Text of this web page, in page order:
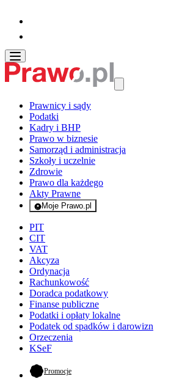
Prawnicy i sądy
Podatki
Kadry i BHP
Prawo w biznesie
Samorząd i administracja
Szkoły i uczelnie
Zdrowie
Prawo dla każdego
Akty Prawne
Moje Prawo.pl
- rejestracja i logowanie do serwisu
PIT
CIT
VAT
Akcyza
Ordynacja
Rachunkowość
Doradca podatkowy
Finanse publiczne
Podatki i opłaty lokalne
Podatek od spadków i darowizn
Orzeczenia
KSeF
Promocje- otwiera się w nowej karcie